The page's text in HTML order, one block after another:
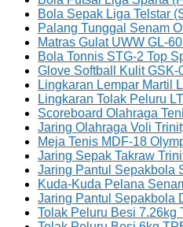
Bola Sepak Liga Telstar
Palang Tunggal Senam
Matras Gulat UWW GL-
Bola Tonnis STG-2 Top
Glove Softball Kulit GSK-
Lingkaran Lempar Martil
Lingkaran Tolak Peluru
Scoreboard Olahraga
Jaring Olahraga Voli
Meja Tenis MDF-18
Jaring Sepak Takraw
Jaring Pantul Sepakbola
Kuda-Kuda Pelana
Jaring Pantul Sepakbola
Tolak Peluru Besi 7.26kg